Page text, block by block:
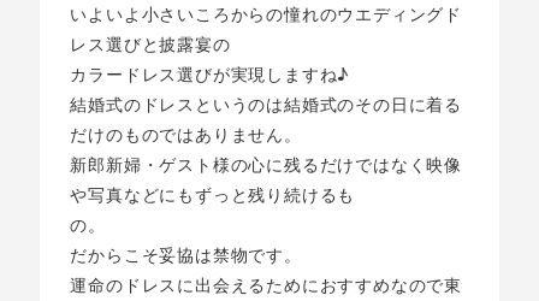
いよいよ小さいころからの憧れのウエディングド
レス選びと披露宴の
カラードレス選びが実現しますね♪
結婚式のドレスというのは結婚式のその日に着る
だけのものではありません。
新郎新婦・ゲスト様の心に残るだけではなく映像
や写真などにもずっと残り続けるも
の。
だからこそ妥協は禁物です。
運命のドレスに出会えるためにおすすめなので東